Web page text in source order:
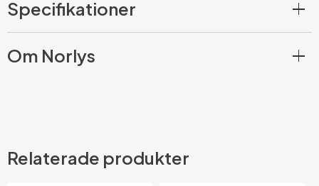
Specifikationer
Om Norlys
Relaterade produkter